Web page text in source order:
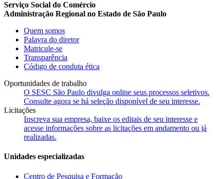
Serviço Social do Comércio
Administração Regional no Estado de São Paulo
Quem somos
Palavra do diretor
Matricule-se
Transparência
Código de conduta ética
Oportunidades de trabalho
O SESC São Paulo divulga online seus processos seletivos.
Consulte agora se há seleção disponível de seu interesse.
Licitações
Inscreva sua empresa, baixe os editais de seu interesse e
acesse informações sobre as licitações em andamento ou já
realizadas.
Unidades especializadas
Centro de Pesquisa e Formação